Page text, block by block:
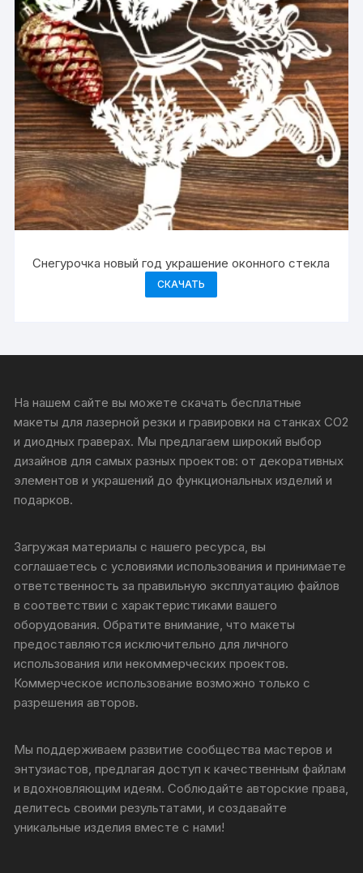
Снегурочка новый год украшение оконного стекла
СКАЧАТЬ
На нашем сайте вы можете скачать бесплатные
макеты для лазерной резки и гравировки на станках CO2
и диодных граверах. Мы предлагаем широкий выбор
дизайнов для самых разных проектов: от декоративных
элементов и украшений до функциональных изделий и
подарков.
Загружая материалы с нашего ресурса, вы
соглашаетесь с условиями использования и принимаете
ответственность за правильную эксплуатацию файлов
в соответствии с характеристиками вашего
оборудования. Обратите внимание, что макеты
предоставляются исключительно для личного
использования или некоммерческих проектов.
Коммерческое использование возможно только с
разрешения авторов.
Мы поддерживаем развитие сообщества мастеров и
энтузиастов, предлагая доступ к качественным файлам
и вдохновляющим идеям. Соблюдайте авторские права,
делитесь своими результатами, и создавайте
уникальные изделия вместе с нами!